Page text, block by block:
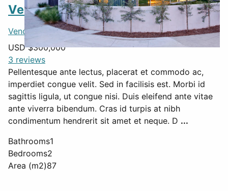
Venice Featured
Vencie Philippines , 43300
USD $300,000
3 reviews
Pellentesque ante lectus, placerat et commodo ac,
imperdiet congue velit. Sed in facilisis est. Morbi id
sagittis ligula, ut congue nisi. Duis eleifend ante vitae
ante viverra bibendum. Cras id turpis at nibh
condimentum hendrerit sit amet et neque. D ...
Bathrooms1
Bedrooms2
Area (m2)87